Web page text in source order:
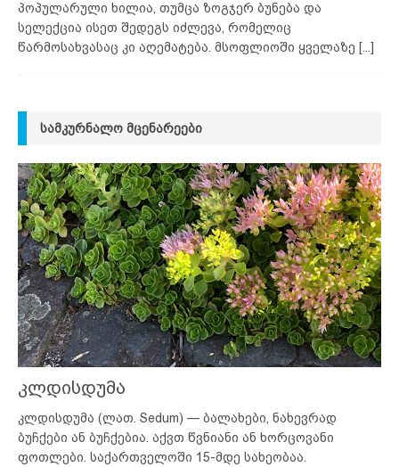
პოპულარული ხილია, თუმცა ზოგჯერ ბუნება და
სელექცია ისეთ შედეგს იძლევა, რომელიც
წარმოსახვასაც კი აღემატება. მსოფლიოში ყველაზე [...]
ᲡᲐᲛᲙᲣᲠᲜᲐᲚᲝ ᲛᲪᲔᲜᲐᲠᲔᲔᲑᲘ
კლდისდუმა
კლდისდუმა (ლათ. Sedum) — ბალახები, ნახევრად
ბუჩქები ან ბუჩქებია. აქვთ წვნიანი ან ხორცოვანი
ფოთლები. საქართველოში 15-მდე სახეობაა.